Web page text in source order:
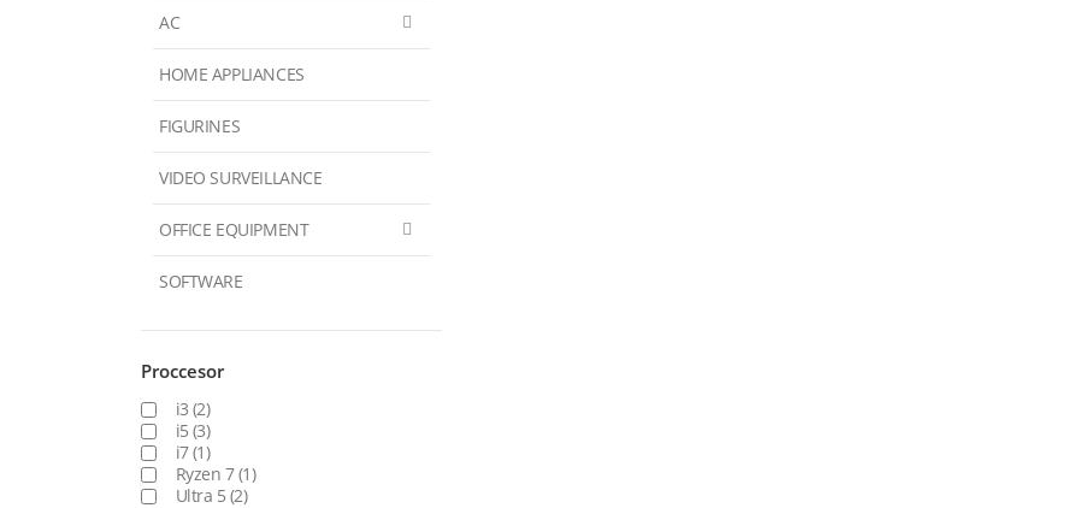
AC
HOME APPLIANCES
FIGURINES
VIDEO SURVEILLANCE
OFFICE EQUIPMENT
SOFTWARE
Proccesor
i3 (2)
i5 (3)
i7(1)
Ryzen 7(1)
Ultra 5 (2)